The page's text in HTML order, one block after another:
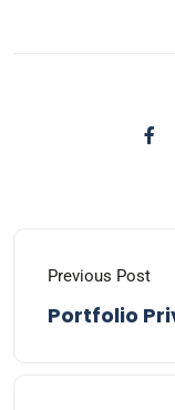
Previous Post
Portfolio